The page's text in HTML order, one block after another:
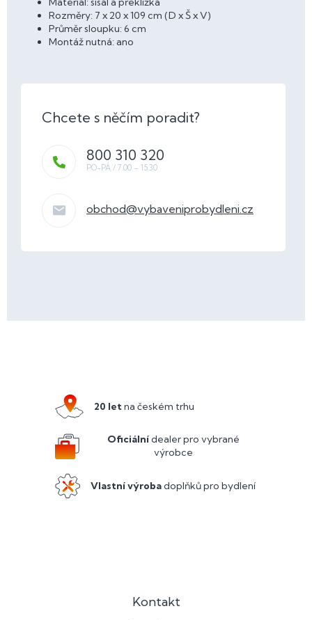
Rozměry: 7 x 20 x 109 cm (D x Š x V)
Průměr sloupku: 6 cm
Montáž nutná: ano
obchod@vybaveniprobydleni.cz
800 310 320
20 letna českém trhu
Oficiálnídealer pro vybrané
výrobce
Vlastní výrobadoplňků pro bydlení
Kontakt